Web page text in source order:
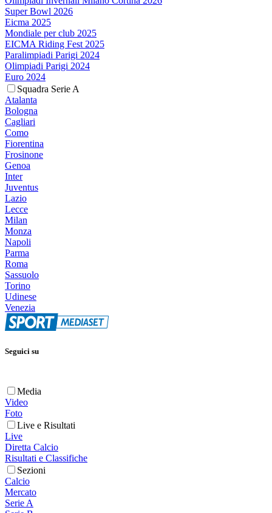
Super Bowl 2026
Eicma 2025
Mondiale per club 2025
EICMA Riding Fest 2025
Paralimpiadi Parigi 2024
Olimpiadi Parigi 2024
Euro 2024
Squadra Serie A
Atalanta
Bologna
Cagliari
Como
Fiorentina
Frosinone
Genoa
Inter
Juventus
Lazio
Lecce
Milan
Monza
Napoli
Parma
Roma
Sassuolo
Torino
Udinese
Venezia
Seguici su
Media
Video
Foto
Live e Risultati
Live
Diretta Calcio
Risultati e Classifiche
Sezioni
Calcio
Mercato
Serie A